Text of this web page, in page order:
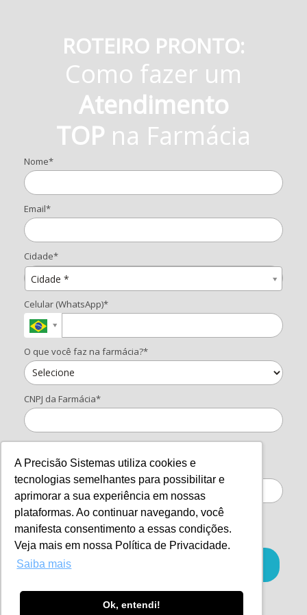
A Precisão Sistemas utiliza cookies e
tecnologias semelhantes para possibilitar e
aprimorar a sua experiência em nossas
plataformas. Ao continuar navegando, você
manifesta consentimento a essas condições.
Veja mais em nossa Política de Privacidade.
Saiba mais
Ok, entendi!
ROTEIRO PRONTO:
Como fazer um
Atendimento
TOP na Farmácia
Nome*
Email*
Cidade*
Cidade *
Cidade*
Celular (WhatsApp)*
O que você faz na farmácia?*
CNPJ da Farmácia*
6 + 9 = ?
Ao informar meus dados, eu concordo com aPolítica de
Privacidade.